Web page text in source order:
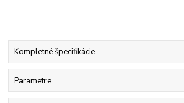
Kompletné špecifikácie
Parametre